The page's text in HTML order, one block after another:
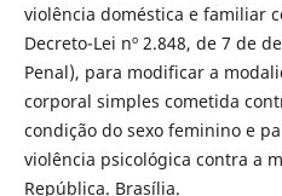
violência doméstica e familiar
Decreto-Lei nº 2.848, de 7 de
Penal), para modificar a
corporal simples cometida
condição do sexo feminino e
violência psicológica contra a
República. Brasília.